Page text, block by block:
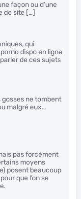
façon ou d’une
de site […]
qui
dispo en ligne
de ces sujets
gosses ne tombent
malgré eux…
pas forcément
moyens
posent beaucoup
que l’on se